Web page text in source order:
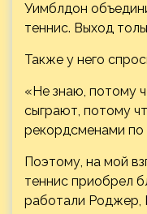
Уимблдон
теннис. Выход
Также у него
«Не знаю, потому
сыграют, потому
рекордсменами по
Поэтому, на мой
теннис приобрел
работали Роджер,